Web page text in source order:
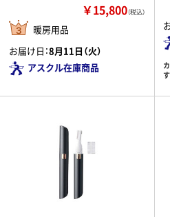
￥15,800（税込）
暖房用品
お届け日：8月11日（火）
アスクル在庫商品
す